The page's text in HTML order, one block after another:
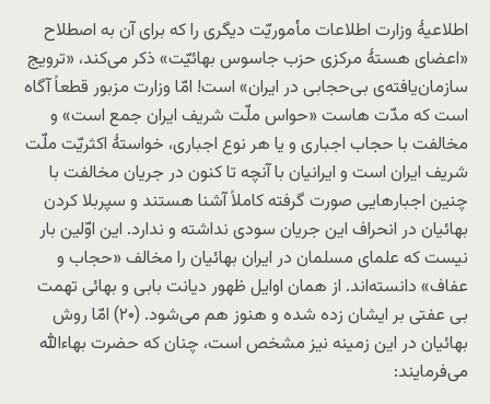
اطلاعیۀ وزارت اطلاعات مأموریّت دیگری را که برای آن به اصطلاح
«اعضای هستۀ مرکزی حزب جاسوس بهائیّت» ذکر می‌کند، «ترویج
سازمان‌یافته‌ی بی‌حجابی در ایران» است! امّا وزارت مزبور قطعاً آگاه
است که مدّت هاست «حواس ملّت شریف ایران جمع است» و
مخالفت با حجاب اجباری و یا هر نوع اجباری، خواستۀ اکثریّت ملّت
شریف ایران است و ایرانیان با آنچه تا کنون در جریان مخالفت با
چنین اجبارهایی صورت گرفته کاملاً آشنا هستند و سپربلا کردن
بهائیان در انحراف این جریان سودی نداشته و ندارد. این اوّلین بار
نیست که علمای مسلمان در ایران بهائیان را مخالف «حجاب و
عفاف» دانسته‌اند. از همان اوایل ظهور دیانت بابی و بهائی تهمت
بی عفتی بر ایشان زده شده و هنوز هم می‌شود. (۲۰) امّا روش
بهائیان در این زمینه نیز مشخص است، چنان که حضرت بهاءالله
می‌فرمایند: